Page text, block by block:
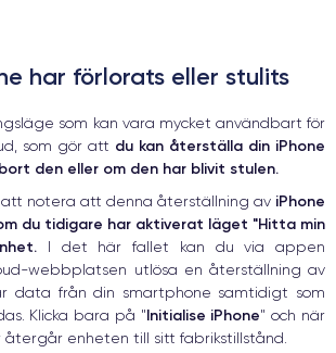
har förlorats eller stulits
som kan vara mycket användbart för
som gör att du kan återställa din iPhone
den eller om den har blivit stulen.
notera att denna återställning av iPhone
du tidigare har aktiverat läget "Hitta min
I det här fallet kan du via appen
webbplatsen utlösa en återställning av
data från din smartphone samtidigt som
Klicka bara på "Initialise iPhone" och när
enheten till sitt fabrikstillstånd.